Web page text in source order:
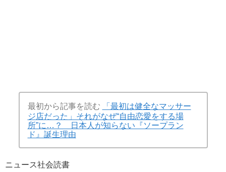
最初から記事を読む
「最初は健全なマッサー
ジ店だった」それがなぜ“自由恋愛をする場
所”に…？ 日本人が知らない『ソープラン
ド』誕生理由
ニュース社会読書